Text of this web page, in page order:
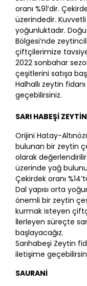
oranı %91’dir.
üzerindedir. Kuvvetli
yoğunluktadır.
Bölgesi’nde
çiftçilerimize
2022 sonbahar
çeşitlerini satışa
Halhallı zeytin
geçebilirsiniz.
SARI HABEŞİ ZEYTİN
Orijini Hatay-
bulunan bir zeytin
olarak
üzerinde yağ
Çekirdek oranı
Dal yapısı orta
önemli bir zeytin
kurmak isteyen
İlerleyen süreçte
başlayacağız.
Sarıhabeşi Zeytin
iletişime
SAURANİ